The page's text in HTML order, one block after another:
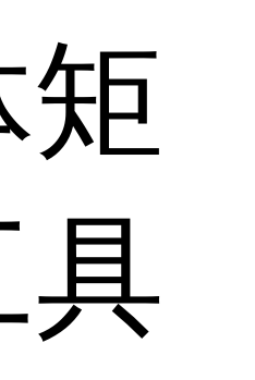
矩
具